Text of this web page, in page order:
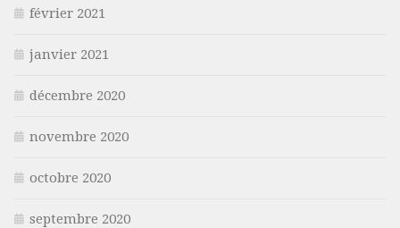
février 2021
janvier 2021
décembre 2020
novembre 2020
octobre 2020
septembre 2020